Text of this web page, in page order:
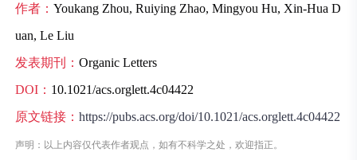
作者：Youkang Zhou, Ruiying Zhao, Mingyou Hu, Xin-Hua D
uan, Le Liu
发表期刊：Organic Letters
DOI： 10.1021/acs.orglett.4c04422
原文链接：‍https://pubs.acs.org/doi/10.1021/acs.orglett.4c04422
声明：以上内容仅代表作者观点，如有不科学之处，欢迎指正。